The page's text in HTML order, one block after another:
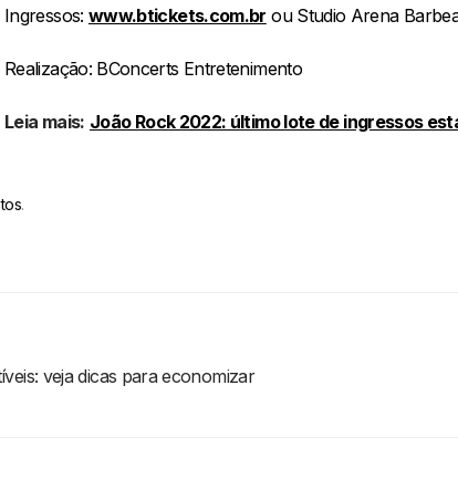
Ingressos: www.btickets.com.br ou Studio Arena
Realização: BConcerts Entretenimento
Leia mais: João Rock 2022: último lote de ingressos
.
veja dicas para economizar